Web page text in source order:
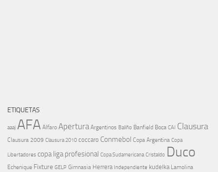
ETIQUETAS
aaaj AFA Alfaro Apertura Argentinos Baliño Banfield Boca CAI Clausura
Clausura 2009 Clausura 2010 coccaro Conmebol Copa Argentina Copa
Libertadores copa liga profesional Copa Sudamericana Cristaldo Duco
Echenique Fixture GELP Gimnasia Herrera Independiente kudelka Lamolina